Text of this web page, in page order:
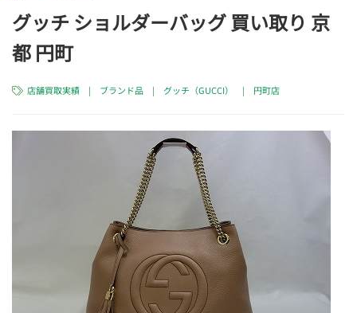
グッチ ショルダーバッグ 買い取り 京
都 円町
店舗買取実績 | ブランド品 | グッチ（GUCCI） | 円町店